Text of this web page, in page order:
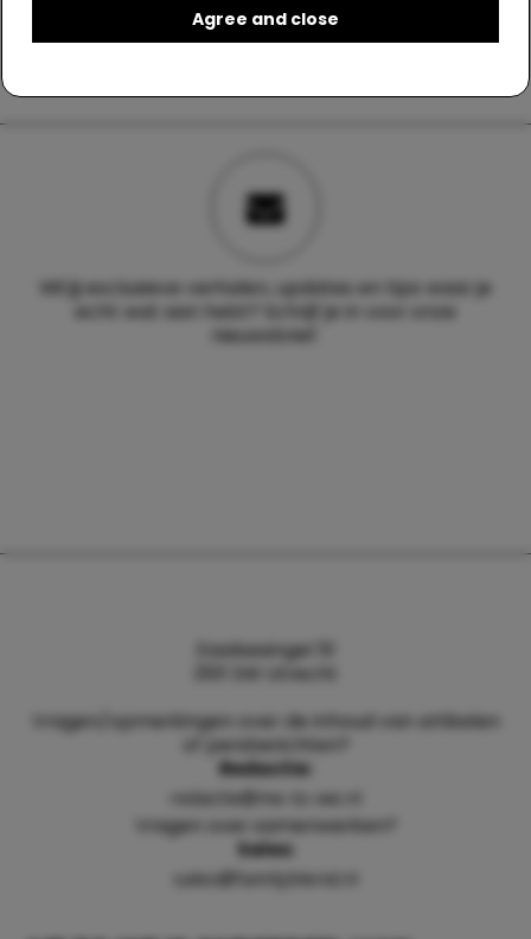
Agree and close
Wil jij exclusieve verhalen, updates en tips waar je
echt wat aan hebt? Schrijf je in voor onze
nieuwsbrief.
Daalsesingel 51
3511 SW Utrecht
Vragen/opmerkingen over de inhoud van artikelen
of persberichten?
Redactie:
redactie@me-to-we.nl
Vragen over samenwerken?
Sales:
sales@familyblend.nl